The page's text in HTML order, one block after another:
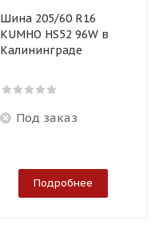
Шина 205/60 R16
KUMHO HS52 96W в
Калининграде
Под заказ
Подробнее